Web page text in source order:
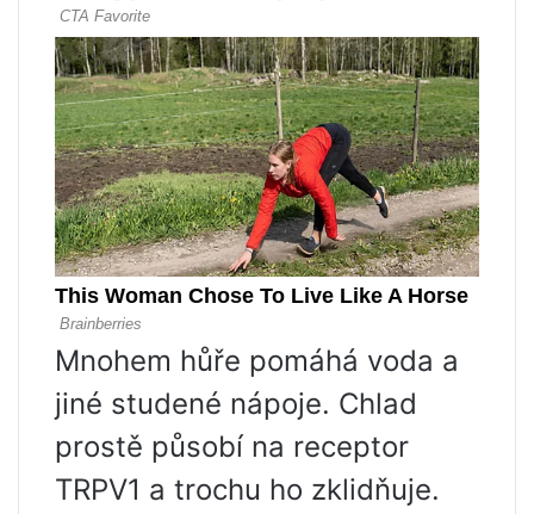
Mnohem hůře pomáhá voda a
jiné studené nápoje. Chlad
prostě působí na receptor
TRPV1 a trochu ho zklidňuje.